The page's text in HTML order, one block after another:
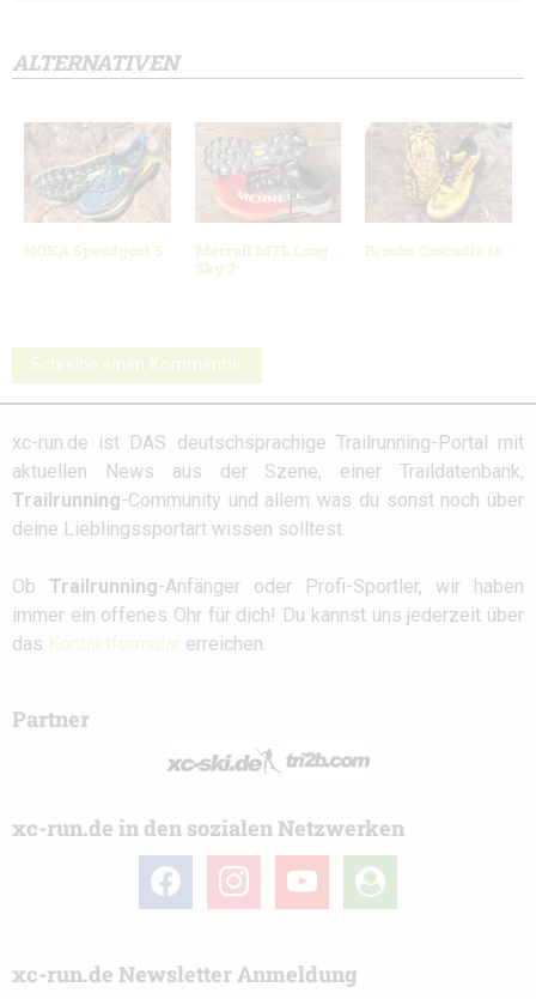
ALTERNATIVEN
HOKA Speedgoat 5
Merrell MTL Long
Sky 2
Brooks Cascadia 16
Schreibe einen Kommentar
xc-run.de ist DAS deutschsprachige Trailrunning-Portal mit
aktuellen News aus der Szene, einer Traildatenbank,
Trailrunning-Community und allem was du sonst noch über
deine Lieblingssportart wissen solltest.
Ob Trailrunning-Anfänger oder Profi-Sportler, wir haben
immer ein offenes Ohr für dich! Du kannst uns jederzeit über
das Kontaktformular erreichen.
Partner
xc-run.de in den sozialen Netzwerken
facebook instagramyoutube
user-
circle
xc-run.de Newsletter Anmeldung